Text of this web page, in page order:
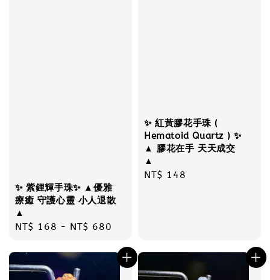
✨ 紫鋰輝手珠✨ ▲優雅
療癒 守護心靈 小人退散
▲
Regular
NT$ 168 - NT$ 680
✨ 紅黃膠花手珠 (
Hematoid Quartz ) ✨
▲ 膠花在手 天天成交
▲
Regular
NT$ 148